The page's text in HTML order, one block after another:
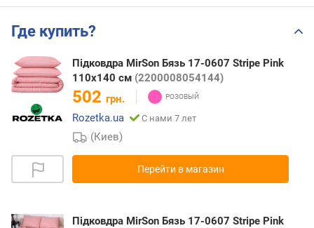
Где купить?
Підковдра MirSon Бязь 17-0607 Stripe Pink
110х140 см (2200008054144)
502 грн.
Rozetka.ua
С нами 7 лет
(Киев)
Перейти в магазин
Підковдра MirSon Бязь 17-0607 Stripe Pink